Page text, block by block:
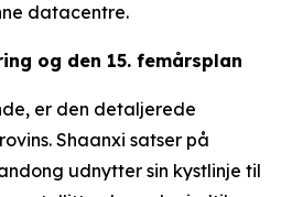
datacentre.
og den 15. femårsplan
er den detaljerede
Shaanxi satser på
udnytter sin kystlinje til